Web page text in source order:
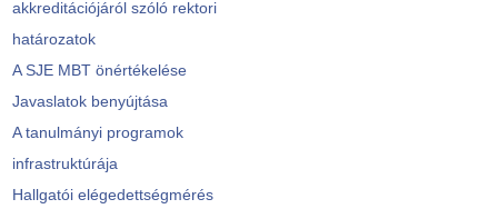
akkreditációjáról szóló rektori
határozatok
A SJE MBT önértékelése
Javaslatok benyújtása
A tanulmányi programok
infrastruktúrája
Hallgatói elégedettségmérés